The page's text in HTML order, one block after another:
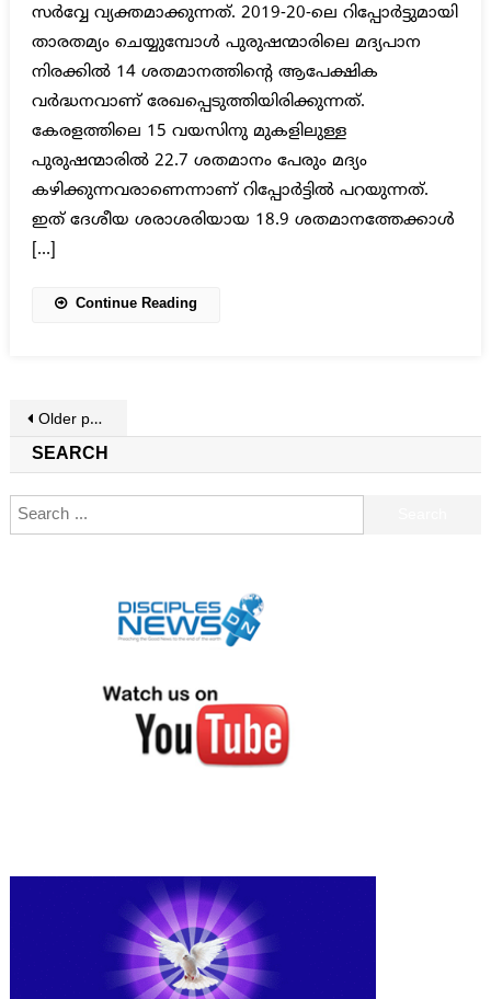
സര്‍വ്വേ വ്യക്തമാക്കുന്നത്. 2019-20-ലെ റിപ്പോര്‍ട്ടുമായി
താരതമ്യം ചെയ്യുമ്പോള്‍ പുരുഷന്മാരിലെ മദ്യപാന
നിരക്കില്‍ 14 ശതമാനത്തിന്റെ ആപേക്ഷിക
വര്‍ദ്ധനവാണ് രേഖപ്പെടുത്തിയിരിക്കുന്നത്.
കേരളത്തിലെ 15 വയസിനു മുകളിലുള്ള
പുരുഷന്മാരില്‍ 22.7 ശതമാനം പേരും മദ്യം
കഴിക്കുന്നവരാണെന്നാണ് റിപ്പോര്‍ട്ടില്‍ പറയുന്നത്.
ഇത് ദേശീയ ശരാശരിയായ 18.9 ശതമാനത്തേക്കാള്‍
[…]
Continue Reading
Posts navigation
Older posts
SEARCH